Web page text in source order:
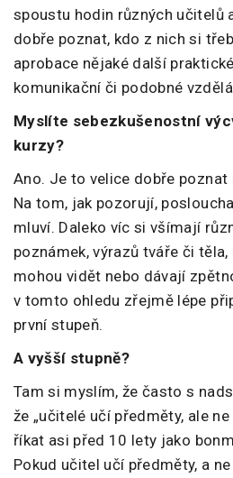
spoustu hodin různých učitelů
dobře poznat, kdo z nich si
aprobace nějaké další
komunikační či podobné
Myslíte sebezkušenostní
kurzy?
Ano. Je to velice dobře poznat
Na tom, jak pozorují,
mluví. Daleko víc si všímají
poznámek, výrazů tváře či
mohou vidět nebo dávají
v tomto ohledu zřejmě lépe
první stupeň.
A vyšší stupně?
Tam si myslím, že často s
že „učitelé učí předměty, ale
říkat asi před 10 lety jako
Pokud učitel učí předměty, a